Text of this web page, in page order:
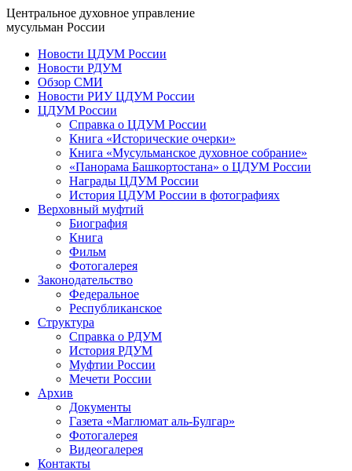
Центральное духовное управление
мусульман России
Новости ЦДУМ России
Новости РДУМ
Обзор СМИ
Новости РИУ ЦДУМ России
ЦДУМ России
Справка о ЦДУМ России
Книга «Исторические очерки»
Книга «Мусульманское духовное собрание»
«Панорама Башкортостана» о ЦДУМ России
Награды ЦДУМ России
История ЦДУМ России в фотографиях
Верховный муфтий
Биография
Книга
Фильм
Фотогалерея
Законодательство
Федеральное
Республиканское
Структура
Справка о РДУМ
История РДУМ
Муфтии России
Мечети России
Архив
Документы
Газета «Маглюмат аль-Булгар»
Фотогалерея
Видеогалерея
Контакты